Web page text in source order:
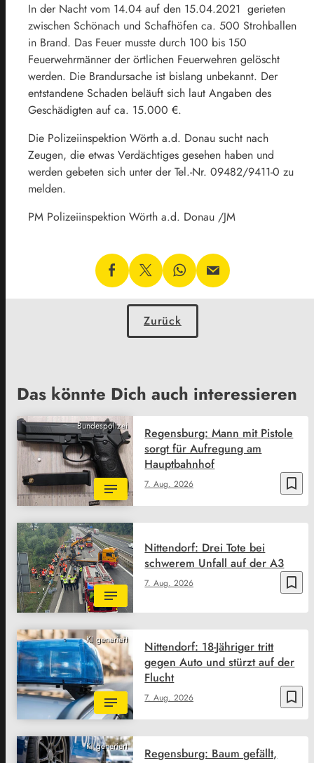
In der Nacht vom 14.04 auf den 15.04.2021 gerieten
zwischen Schönach und Schafhöfen ca. 500 Strohballen
in Brand. Das Feuer musste durch 100 bis 150
Feuerwehrmänner der örtlichen Feuerwehren gelöscht
werden. Die Brandursache ist bislang unbekannt. Der
entstandene Schaden beläuft sich laut Angaben des
Geschädigten auf ca. 15.000 €.
Die Polizeiinspektion Wörth a.d. Donau sucht nach
Zeugen, die etwas Verdächtiges gesehen haben und
werden gebeten sich unter der Tel.-Nr. 09482/9411-0 zu
melden.
PM Polizeiinspektion Wörth a.d. Donau /JM
Zurück
Das könnte Dich auch interessieren
Bundespolizei
bookmark_border
7. Aug. 2026
Regensburg: Mann mit Pistole
sorgt für Aufregung am
Hauptbahnhof
bookmark_border
7. Aug. 2026
Nittendorf: Drei Tote bei
schwerem Unfall auf der A3
KI generiert
bookmark_border
7. Aug. 2026
Nittendorf: 18-Jähriger tritt
gegen Auto und stürzt auf der
Flucht
KI generiert
Regensburg: Baum gefällt,